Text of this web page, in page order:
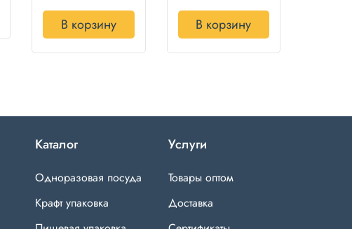
В корзину В корзину
Каталог
Одноразовая посуда
Крафт упаковка
Услуги
Товары оптом
Доставка